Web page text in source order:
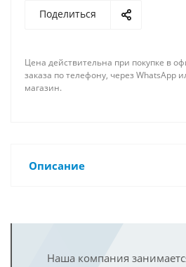
Поделиться
Цена действительна при покупке в
заказа по телефону, через WhatsApp
магазин.
Описание
Наша компания